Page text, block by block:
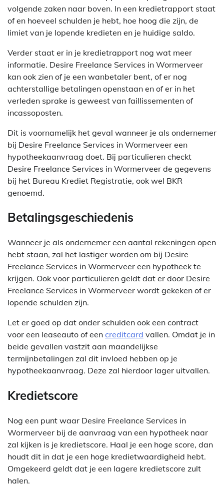
volgende zaken naar boven. In een kredietrapport staat
of en hoeveel schulden je hebt, hoe hoog die zijn, de
limiet van je lopende kredieten en je huidige saldo.
Verder staat er in je kredietrapport nog wat meer
informatie. Desire Freelance Services in Wormerveer
kan ook zien of je een wanbetaler bent, of er nog
achterstallige betalingen openstaan en of er in het
verleden sprake is geweest van faillissementen of
incassoposten.
Dit is voornamelijk het geval wanneer je als ondernemer
bij Desire Freelance Services in Wormerveer een
hypotheekaanvraag doet. Bij particulieren checkt
Desire Freelance Services in Wormerveer de gegevens
bij het Bureau Krediet Registratie, ook wel BKR
genoemd.
Betalingsgeschiedenis
Wanneer je als ondernemer een aantal rekeningen open
hebt staan, zal het lastiger worden om bij Desire
Freelance Services in Wormerveer een hypotheek te
krijgen. Ook voor particulieren geldt dat er door Desire
Freelance Services in Wormerveer wordt gekeken of er
lopende schulden zijn.
Let er goed op dat onder schulden ook een contract
voor een leaseauto of een creditcard vallen. Omdat je in
beide gevallen vastzit aan maandelijkse
termijnbetalingen zal dit invloed hebben op je
hypotheekaanvraag. Deze zal hierdoor lager uitvallen.
Kredietscore
Nog een punt waar Desire Freelance Services in
Wormerveer bij de aanvraag van een hypotheek naar
zal kijken is je kredietscore. Haal je een hoge score, dan
houdt dit in dat je een hoge kredietwaardigheid hebt.
Omgekeerd geldt dat je een lagere kredietscore zult
halen.